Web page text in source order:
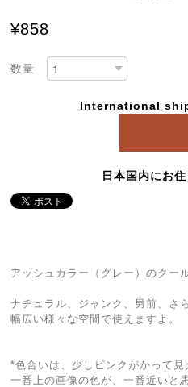
¥858
数量
International
日本国内にお
アッシュカラー（グレー）のクー
ナチュラル、ジャンク、男前、さ
幅広い様々な空間で使えますよ。
*色合いは、少しピンクがかって見
一番上の画像の色が、一番近いと